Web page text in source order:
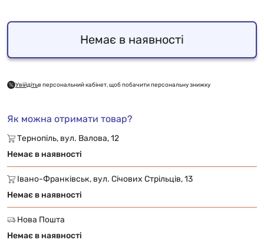
Немає в наявності
Увійдітьв персональний кабінет, щоб побачити персональну знижку
Як можна отримати товар?
Тернопіль, вул. Валова, 12
Немає в наявності
Івано-Франківськ, вул. Січових Стрільців, 13
Немає в наявності
Нова Пошта
Немає в наявності